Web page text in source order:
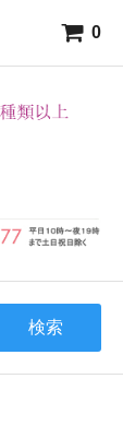
0
検索